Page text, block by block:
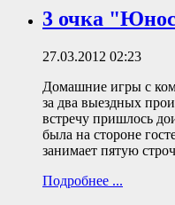
3 очка
27.03.2012 02:23
Домашние игры с
за два выездных
встречу пришлось
была на стороне
занимает пятую
Подробнее ...